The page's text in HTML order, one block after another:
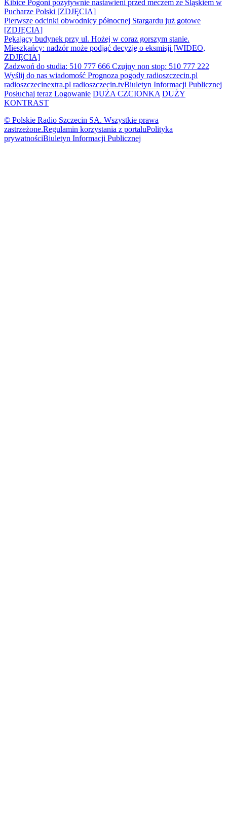
Kibice Pogoni pozytywnie nastawieni przed meczem ze Śląskiem w
Pucharze Polski [ZDJĘCIA]
Pierwsze odcinki obwodnicy północnej Stargardu już gotowe
[ZDJĘCIA]
Pękający budynek przy ul. Hożej w coraz gorszym stanie.
Mieszkańcy: nadzór może podjąć decyzję o eksmisji [WIDEO,
ZDJĘCIA]
Zadzwoń do studia: 510 777 666 Czujny non stop: 510 777 222
Wyślij do nas wiadomość Prognoza pogody radioszczecin.pl
radioszczecinextra.pl radioszczecin.tvBiuletyn Informacji Publicznej
Posłuchaj teraz Logowanie DUŻA CZCIONKA DUŻY
KONTRAST
© Polskie Radio Szczecin SA. Wszystkie prawa
zastrzeżone.Regulamin korzystania z portaluPolityka
prywatnościBiuletyn Informacji Publicznej